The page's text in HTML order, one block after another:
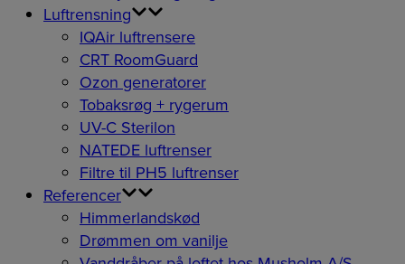
Luftrensning
IQAir luftrensere
CRT RoomGuard
Ozon generatorer
Tobaksrøg + rygerum
UV-C Sterilon
NATEDE luftrenser
Filtre til PH5 luftrenser
Referencer
Himmerlandskød
Drømmen om vanilje